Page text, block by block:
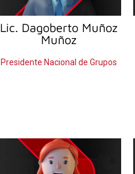
Lic. Dagoberto Muñoz
Muñoz
Presidente Nacional de Grupos